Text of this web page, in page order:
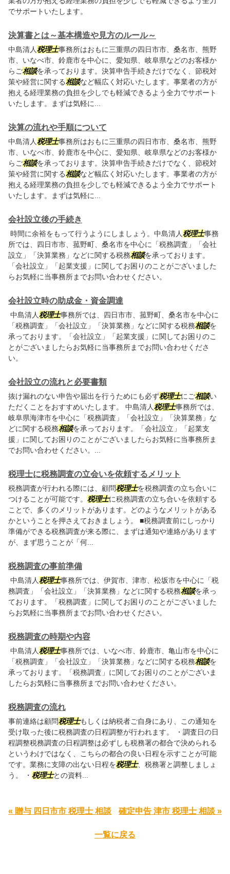
でサポートいたします。
決算書とは～基本構造や見方のルール～
中島清人税理士事務所はおもに三重県の四日市市、桑名市、熊野
市、いなべ市、鈴鹿市を中心に、愛知県、岐阜県などのお客様か
らご相談を承っております。決算申告手続きだけでなく、節税対
策や経営に関する相談など幅広く対応いたします。事業者の方が
抱える経理業務の負担を少しでも軽減できるよう全力でサポート
いたします。まずは気軽に...
決算の流れや手順について
中島清人税理士事務所はおもに三重県の四日市市、桑名市、熊野
市、いなべ市、鈴鹿市を中心に、愛知県、岐阜県などのお客様か
らご相談を承っております。決算申告手続きだけでなく、節税対
策や経営に関する相談など幅広く対応いたします。事業者の方が
抱える経理業務の負担を少しでも軽減できるよう全力でサポート
いたします。まずは気軽に...
会社設立後の手続き
時間に余裕をもって行うようにしましょう。中島清人税理士事務
所では、四日市市、菰野町、桑名市を中心に「税務調査」「会社
設立」「決算業務」などに関する税務相談を承っております。
「会社設立」「起業支援」に関してお困りのことがございました
らお気軽に当事務所までお問い合わせください。
会社設立時の助成金・資金調達
中島清人税理士事務所では、四日市市、菰野町、桑名市を中心に
「税務調査」「会社設立」「決算業務」などに関する税務相談を
承っております。「会社設立」「起業支援」に関してお困りのこ
とがございましたらお気軽に当事務所までお問い合わせくださ
い。
会社設立の流れと必要書類
抜け漏れのない申告や届出を行うためにも必ず税理士にご相談い
ただくことをおすすめいたします。 中島清人税理士事務所では、
岐阜県海津市を中心に「税務調査」「会社設立」「決算業務」な
どに関する税務相談を承っております。「会社設立」「起業支
援」に関してお困りのことがございましたらお気軽に当事務所ま
でお問い合わせください。...
税理士に税務調査の立会いを依頼するメリット
税務調査が行われる際には、顧問税理士を税務調査の立ち合いに
つけることが可能です。 税理士に税務調査の立ち合いを依頼する
ことで、多くのメリットがあります。どのようなメリットがある
かということを押さえておきましょう。 ■税務調査前にしっかり
準備ができる税務調査が来る際に、まずは通知や連絡があります
が、まず思うことが「何...
税務調査の事前準備
中島清人税理士事務所では、伊賀市、津市、松坂市を中心に「税
務調査」「会社設立」「決算業務」などに関する税務相談を承っ
ております。「税務調査」に関してお困りのことがございました
らお気軽に当事務所までお問い合わせください。
税務調査の時期や内容
中島清人税理士事務所では、いなべ市、鈴鹿市、亀山市を中心に
「税務調査」「会社設立」「決算業務」などに関する税務相談を
承っております。「税務調査」に関してお困りのことがございま
したらお気軽に当事務所までお問い合わせください。
税務調査の流れ
事前連絡は顧問税理士もしくは納税者ご自身にあり、この通知を
受け取った後に税務調査の日程調整が行われます。 ・調査日の日
程調整税務調査の日程調整は必ずしも税務署の都合で決められる
というわけではなく、こちらの都合の良い日程を示すことが可能
です。業務に支障の出ない日程を税理士、税務署と調整しましょ
う。 ・ 税理士との資料...
« 贈与 四日市市 税理士 相談 確定申告 津市 税理士 相談 »
一覧に戻る